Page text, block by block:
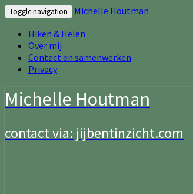
Toggle navigation
Michelle Houtman
Hiken & Helen
Over mij
Contact en samenwerken
Privacy
Michelle Houtman
contact via: jijbentinzicht.com